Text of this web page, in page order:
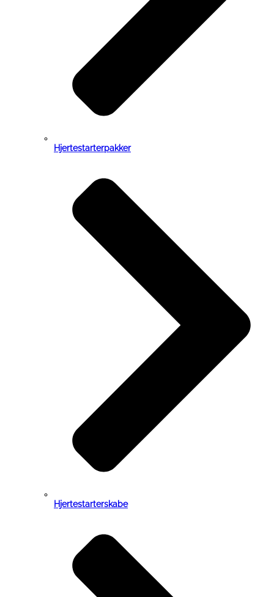
Hjertestarterpakker
Hjertestarterskabe